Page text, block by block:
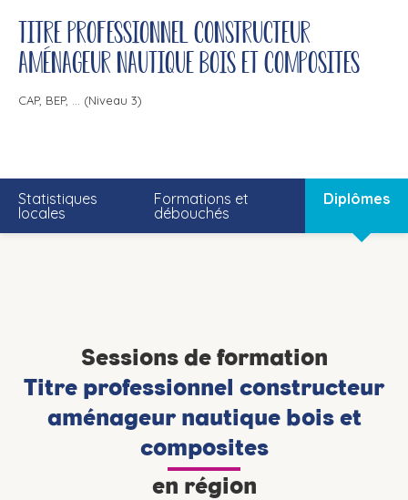
Titre professionnel constructeur
aménageur nautique bois et composites
CAP, BEP, ... (Niveau 3)
Statistiques
locales
Formations et
débouchés
Diplômes
Sessions de formation
Titre professionnel constructeur
aménageur nautique bois et
composites
en région